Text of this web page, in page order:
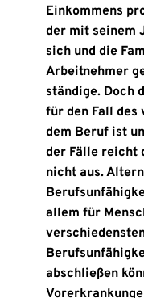
Einkommens
der mit seinem
sich und die
Arbeit­nehmer
ständige. Doch
für den Fall des
dem Beruf ist
der Fälle reicht
nicht aus.
allem für
abschließen